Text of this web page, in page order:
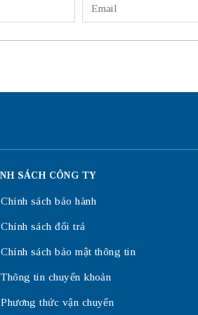
SÁCH CÔNG TY
Chính sách bảo hành
Chính sách đổi trả
Chính sách bảo mật thông tin
Thông tin chuyển khoản
Phương thức vận chuyển